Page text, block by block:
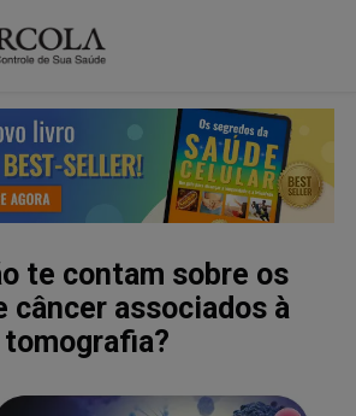
te contam sobre os
câncer associados à
tomografia?